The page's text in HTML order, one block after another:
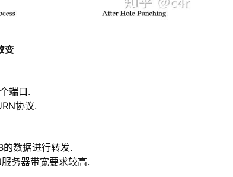
变
端口.
协议.
数据进行转发.
务器带宽要求较高.